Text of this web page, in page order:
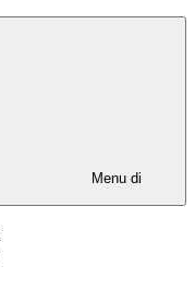
Menu di